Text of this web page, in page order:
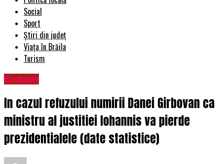
Social
Sport
Știri din județ
Viața în Brăila
Turism
Exclusiv
In cazul refuzului numirii Danei Girbovan ca
ministru al justitiei Iohannis va pierde
prezidentialele (date statistice)